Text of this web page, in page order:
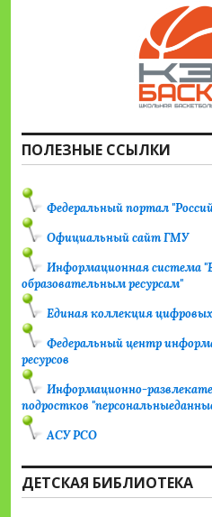
ПОЛЕЗНЫЕ ССЫЛКИ
Федеральный портал
Официальный сайт ГМУ
Информационная система
образовательным ресурсам"
Единая коллекция
Федеральный центр
ресурсов
Информационно-
подростков
АСУ РСО
ДЕТСКАЯ БИБЛИОТЕКА